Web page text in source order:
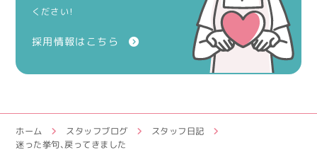
ください！
採用情報はこちら
ホーム スタッフブログ
スタッフ日記
迷った挙句、戻ってきました